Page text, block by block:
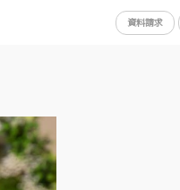
資料請求
BRIDAL FAIR
ブライダルフェア
PHOTO GALLERY